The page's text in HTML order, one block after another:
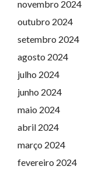
novembro 2024
outubro 2024
setembro 2024
agosto 2024
julho 2024
junho 2024
maio 2024
abril 2024
março 2024
fevereiro 2024